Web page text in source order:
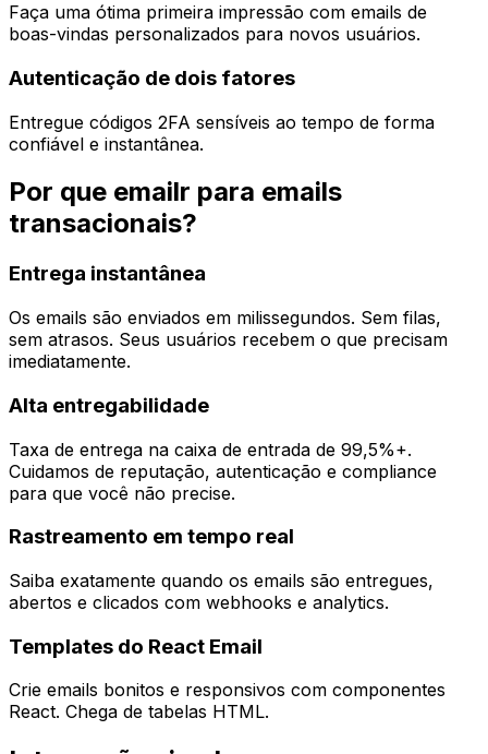
Faça uma ótima primeira impressão com emails de
boas-vindas personalizados para novos usuários.
Autenticação de dois fatores
Entregue códigos 2FA sensíveis ao tempo de forma
confiável e instantânea.
Por que emailr para emails
transacionais?
Entrega instantânea
Os emails são enviados em milissegundos. Sem filas,
sem atrasos. Seus usuários recebem o que precisam
imediatamente.
Alta entregabilidade
Taxa de entrega na caixa de entrada de 99,5%+.
Cuidamos de reputação, autenticação e compliance
para que você não precise.
Rastreamento em tempo real
Saiba exatamente quando os emails são entregues,
abertos e clicados com webhooks e analytics.
Templates do React Email
Crie emails bonitos e responsivos com componentes
React. Chega de tabelas HTML.